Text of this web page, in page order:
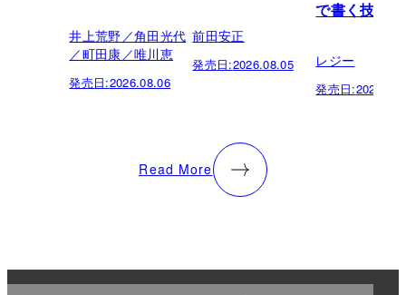
井上荒野／角田光代
／町田康／唯川恵
発売日:2026.08.06
前田安正
発売日:2026.08.05
で書く技術
レジー
発売日:
Read More